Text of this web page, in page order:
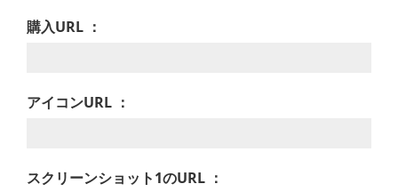
購入URL ：
アイコンURL ：
スクリーンショット1のURL ：